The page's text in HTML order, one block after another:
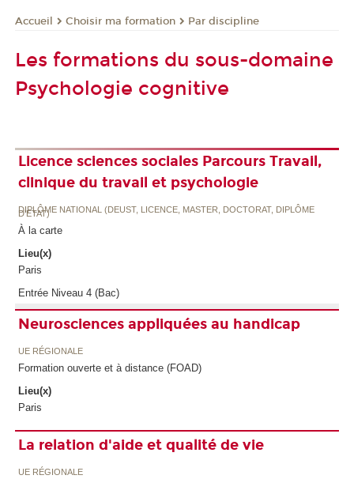
Accueil Choisir ma formation Par discipline
Les formations du sous-domaine
Psychologie cognitive
Licence sciences sociales Parcours Travail,
clinique du travail et psychologie
DIPLÔME NATIONAL (DEUST, LICENCE, MASTER, DOCTORAT, DIPLÔME
D'ETAT)
À la carte
Lieu(x)
Paris
Entrée Niveau 4 (Bac)
Neurosciences appliquées au handicap
UE RÉGIONALE
Formation ouverte et à distance (FOAD)
Lieu(x)
Paris
La relation d'aide et qualité de vie
UE RÉGIONALE